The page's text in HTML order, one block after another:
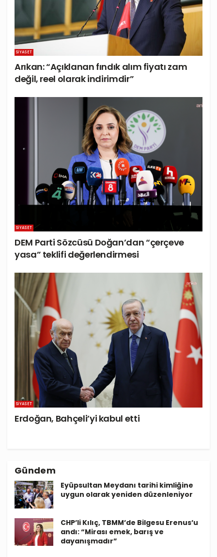
SIYASET
Arıkan: “Açıklanan fındık alım fiyatı zam
değil, reel olarak indirimdir”
SIYASET
DEM Parti Sözcüsü Doğan’dan “çerçeve
yasa” teklifi değerlendirmesi
SIYASET
Erdoğan, Bahçeli’yi kabul etti
Gündem
Eyüpsultan Meydanı tarihi kimliğine
uygun olarak yeniden düzenleniyor
CHP’li Kılıç, TBMM’de Bilgesu Erenus’u
andı: “Mirası emek, barış ve
dayanışmadır”